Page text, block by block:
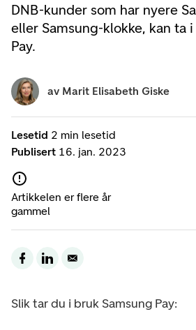
DNB-kunder som har nyere
eller Samsung-klokke, kan ta
Pay.
Lesetid 2 min lesetid
Publisert 16. jan. 2023
Artikkelen er flere år
gammel
av Marit Elisabeth Giske
Slik tar du i bruk Samsung Pay: